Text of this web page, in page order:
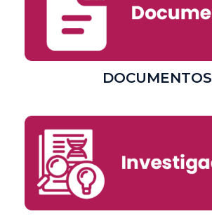
DOCUMENTOS